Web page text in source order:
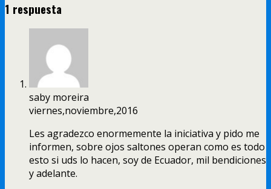
1 respuesta
saby moreira
viernes,noviembre,2016
Les agradezco enormemente la iniciativa y pido me
informen, sobre ojos saltones operan como es todo
esto si uds lo hacen, soy de Ecuador, mil bendiciones
y adelante.